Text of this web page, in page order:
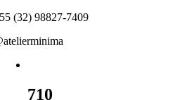
(32) 98827-7409
710